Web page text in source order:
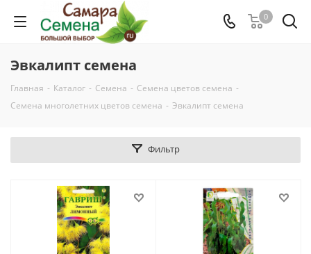
0
Эвкалипт семена
Главная - Каталог - Семена - Семена цветов семена -
Семена многолетних цветов семена - Эвкалипт семена
Фильтр